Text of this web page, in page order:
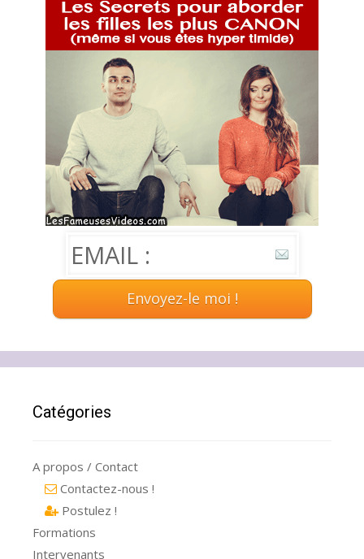
Catégories
A propos / Contact
Contactez-nous !
Postulez !
Formations
Intervenants